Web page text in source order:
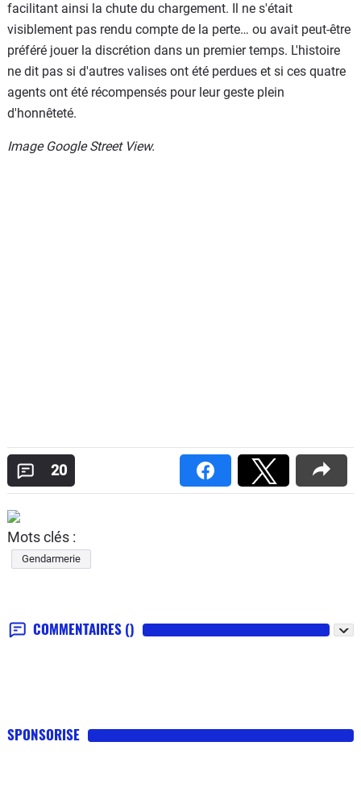
facilitant ainsi la chute du chargement. Il ne s'était
visiblement pas rendu compte de la perte… ou avait peut-être
préféré jouer la discrétion dans un premier temps. L'histoire
ne dit pas si d'autres valises ont été perdues et si ces quatre
agents ont été récompensés pour leur geste plein
d'honnêteté.
Image Google Street View.
20
Mots clés :
Gendarmerie
COMMENTAIRES ()
SPONSORISE